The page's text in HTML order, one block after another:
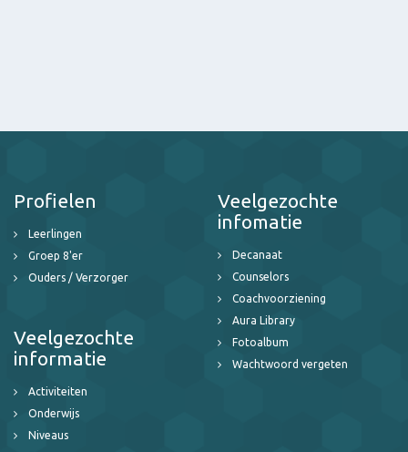
Profielen
Leerlingen
Groep 8'er
Ouders / Verzorger
Veelgezochte
informatie
Activiteiten
Onderwijs
Niveaus
Veelgezochte
infomatie
Decanaat
Counselors
Coachvoorziening
Aura Library
Fotoalbum
Wachtwoord vergeten